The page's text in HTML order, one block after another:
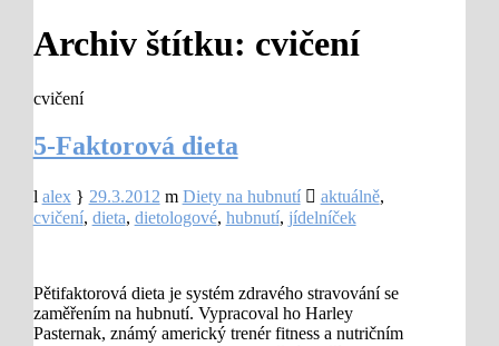
Archiv štítku: cvičení
cvičení
5-Faktorová dieta
alex 29.3.2012 Diety na hubnutí aktuálně,
cvičení, dieta, dietologové, hubnutí, jídelníček
Pětifaktorová dieta je systém zdravého stravování se
zaměřením na hubnutí. Vypracoval ho Harley
Pasternak, známý americký trenér fitness a nutričním